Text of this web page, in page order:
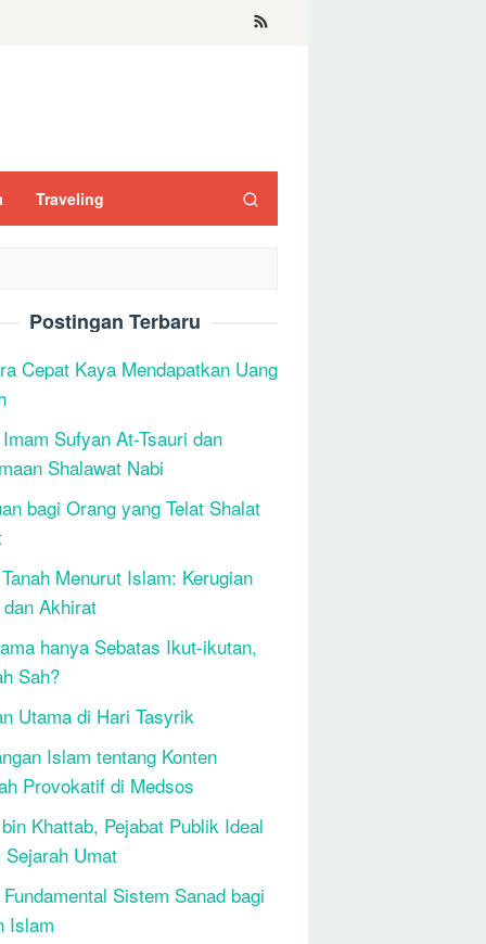
Traveling
Postingan Terbaru
Cepat Kaya Mendapatkan Uang
Sufyan At-Tsauri dan
Shalawat Nabi
bagi Orang yang Telat Shalat
Menurut Islam: Kerugian
Akhirat
hanya Sebatas Ikut-ikutan,
Sah?
Utama di Hari Tasyrik
Islam tentang Konten
Provokatif di Medsos
Khattab, Pejabat Publik Ideal
Sejarah Umat
Fundamental Sistem Sanad bagi
Islam